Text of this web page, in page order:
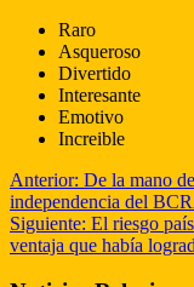
Raro
Asqueroso
Divertido
Interesante
Emotivo
Increible
Anterior: De la mano
independencia del
Siguiente: El riesgo
ventaja que había